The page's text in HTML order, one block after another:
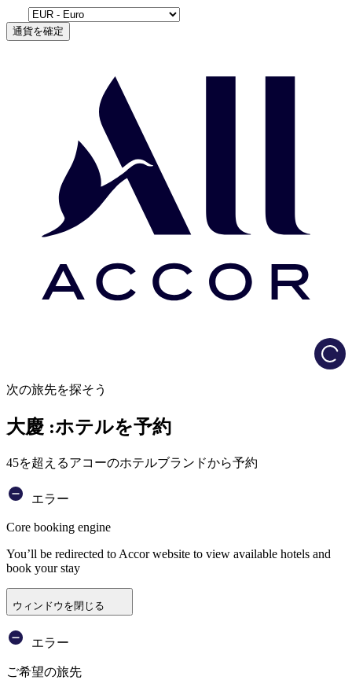
通貨を確定
次の旅先を探そう
大慶 :ホテルを予約
45を超えるアコーのホテルブランドから予約
エラー
Core booking engine
You’ll be redirected to Accor website to view available hotels and
book your stay
ウィンドウを閉じる
エラー
ご希望の旅先